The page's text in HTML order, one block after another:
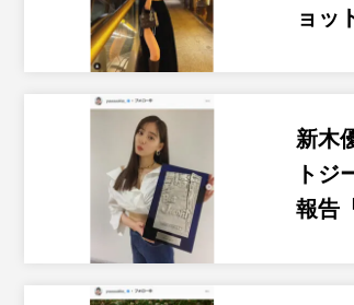
ョッ
新木
トジ
報告